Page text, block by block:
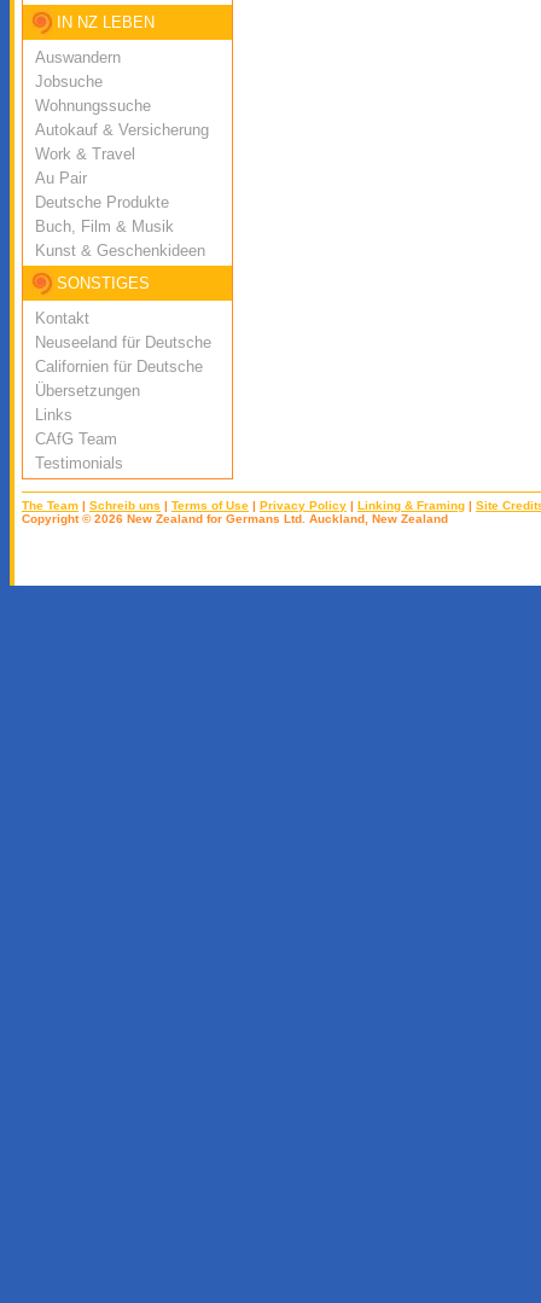
IN NZ LEBEN
Auswandern
Jobsuche
Wohnungssuche
Autokauf & Versicherung
Work & Travel
Au Pair
Deutsche Produkte
Buch, Film & Musik
Kunst & Geschenkideen
SONSTIGES
Kontakt
Neuseeland für Deutsche
Californien für Deutsche
Übersetzungen
Links
CAfG Team
Testimonials
The Team | Schreib uns | Terms of Use | Privacy Policy | Linking & Framing | Site
Copyright © 2026 New Zealand for Germans Ltd. Auckland, New Zealand